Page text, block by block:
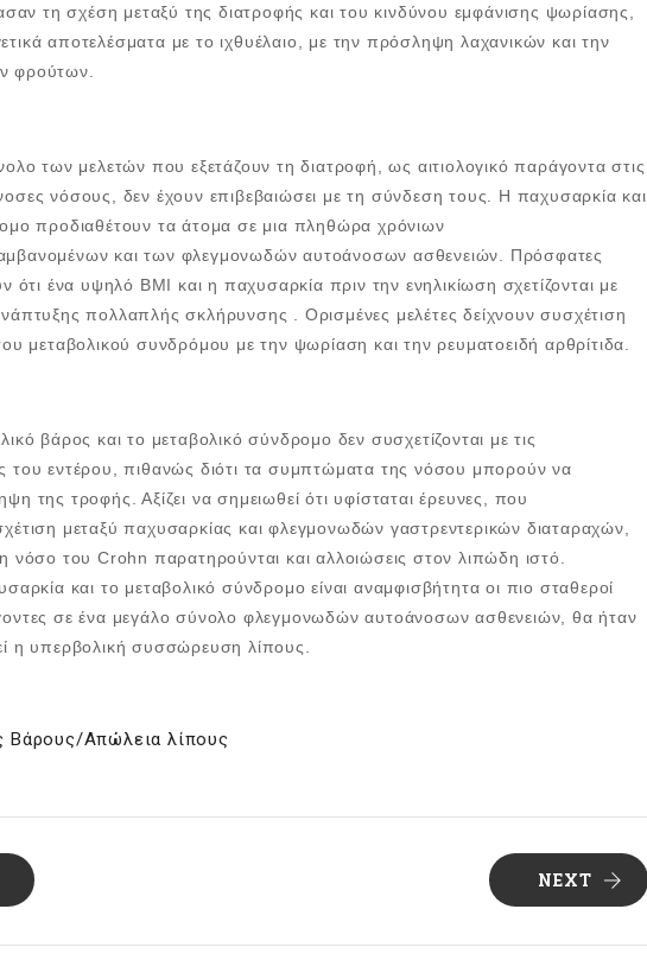
τη σχέση μεταξύ της διατροφής και του κινδύνου εμφάνισης ψωρίασης,
αποτελέσματα με το ιχθυέλαιο, με την πρόσληψη λαχανικών και την
φρούτων.
των μελετών που εξετάζουν τη διατροφή, ως αιτιολογικό παράγοντα στις
νόσους, δεν έχουν επιβεβαιώσει με τη σύνδεση τους. Η παχυσαρκία και
προδιαθέτουν τα άτομα σε μια πληθώρα χρόνιων
και των φλεγμονωδών αυτοάνοσων ασθενειών. Πρόσφατες
ότι ένα υψηλό BMI και η παχυσαρκία πριν την ενηλικίωση σχετίζονται με
πολλαπλής σκλήρυνσης . Ορισμένες μελέτες δείχνουν συσχέτιση
μεταβολικού συνδρόμου με την ψωρίαση και την ρευματοειδή αρθρίτιδα.
βάρος και το μεταβολικό σύνδρομο δεν συσχετίζονται με τις
του εντέρου, πιθανώς διότι τα συμπτώματα της νόσου μπορούν να
της τροφής. Αξίζει να σημειωθεί ότι υφίσταται έρευνες, που
μεταξύ παχυσαρκίας και φλεγμονωδών γαστρεντερικών διαταραχών,
νόσο του Crohn παρατηρούνται και αλλοιώσεις στον λιπώδη ιστό.
και το μεταβολικό σύνδρομο είναι αναμφισβήτητα οι πιο σταθεροί
σε ένα μεγάλο σύνολο φλεγμονωδών αυτοάνοσων ασθενειών, θα ήταν
η υπερβολική συσσώρευση λίπους.
Βάρους/Απώλεια λίπους
NEXT